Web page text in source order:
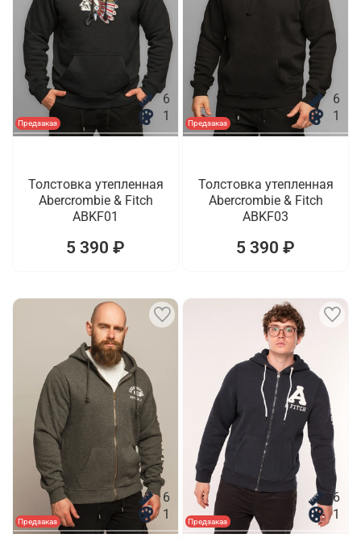
Предзаказ
6
1
Толстовка утепленная
Abercrombie & Fitch
ABKF01
5 390 ₽
Предзаказ
6
1
Толстовка утепленная
Abercrombie & Fitch
ABKF03
5 390 ₽
Предзаказ
6
1
Предзаказ
6
1